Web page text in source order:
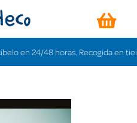
24/48 horas. Recogida en tiendas